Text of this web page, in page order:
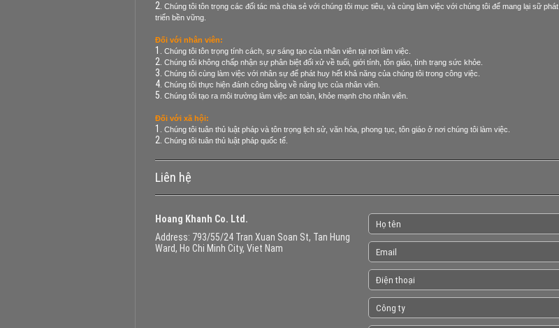
Chúng tôi tôn trọng các đối tác mà chia sẻ với chúng tôi mục tiêu, và cùng làm việc với chúng tôi để mang lại sữ phát
triển bền vững.
Đối với nhân viên:
Chúng tôi tôn trọng tính cách, sự sáng tạo của nhân viên tại nơi làm việc.
Chúng tôi không chấp nhận sự phân biệt đối xử về tuổi, giới tính, tôn giáo, tình trạng sức khỏe.
Chúng tôi cùng làm việc với nhân sự để phát huy hết khả năng của chúng tôi trong công việc.
Chúng tôi thực hiện đánh công bằng về năng lực của nhân viên.
Chúng tôi tạo ra môi trường làm việc an toàn, khỏe mạnh cho nhân viên.
Đối với xã hội:
Chúng tôi tuân thủ luật pháp và tôn trọng lịch sử, văn hóa, phong tục, tôn giáo ở nơi chúng tôi làm việc.
Chúng tôi tuân thủ luật pháp quốc tế.
Liên hệ
Hoang Khanh Co. Ltd.
Address: 793/55/24 Tran Xuan Soan St, Tan Hung
Ward, Ho Chi Minh City, Viet Nam